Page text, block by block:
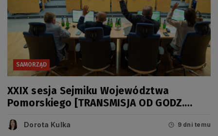
SAMORZĄD
XXIX sesja Sejmiku Województwa
Pomorskiego [TRANSMISJA OD GODZ.
Dorota Kulka 9 dni temu